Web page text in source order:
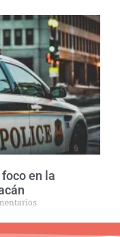
en la